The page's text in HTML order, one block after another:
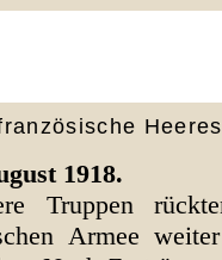
1918.
Truppen
Armee